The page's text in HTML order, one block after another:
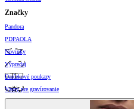
Značky
Pandora
PDPAOLA
Novinky
Výpredaj
Darčekové poukazy
Vzory pre gravírovanie